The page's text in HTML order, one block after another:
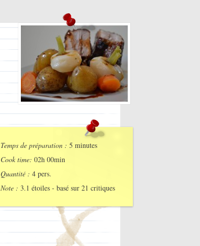
Temps de préparation : 5 minutes
Cook time: 02h 00min
Quantité : 4 pers.
Note : 3.1 étoiles - basé sur 21 critiques